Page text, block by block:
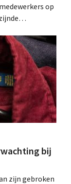
op
België
gingen.
bij
zijn gebroken